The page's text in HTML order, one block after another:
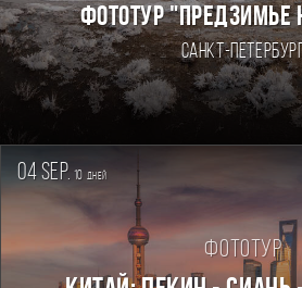
ФОТОТУР "ПРЕДЗИМЬЕ
Санкт-
04 sep. 10 дней
Фототур